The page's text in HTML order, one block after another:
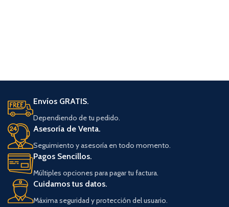
Envíos GRATIS.
Dependiendo de tu pedido.
Asesoría de Venta.
Seguimiento y asesoría en todo momento.
Pagos Sencillos.
Múltiples opciones para pagar tu factura.
Cuidamos tus datos.
Máxima seguridad y protección del usuario.